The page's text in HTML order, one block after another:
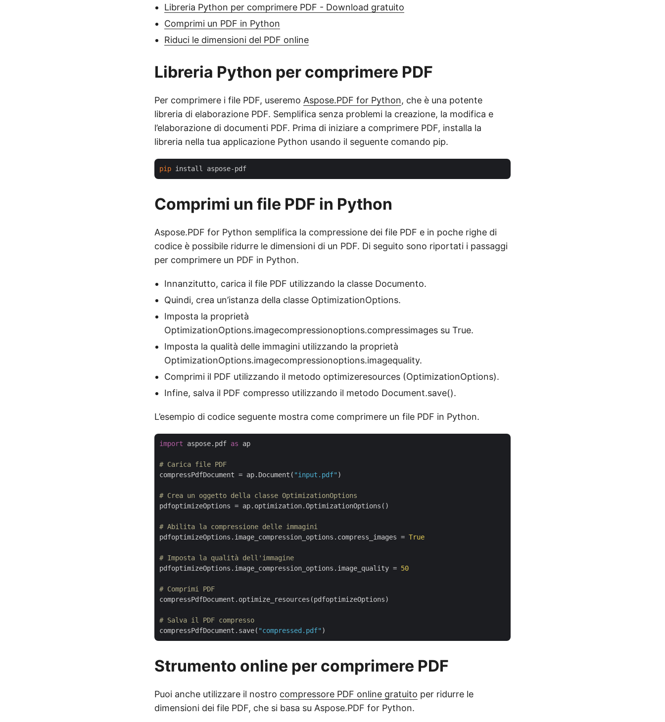
Libreria Python per comprimere PDF - Download gratuito
Comprimi un PDF in Python
Riduci le dimensioni del PDF online
Libreria Python per comprimere PDF
Per comprimere i file PDF, useremo Aspose.PDF for Python, che è una potente
libreria di elaborazione PDF. Semplifica senza problemi la creazione, la modifica e
l’elaborazione di documenti PDF. Prima di iniziare a comprimere PDF, installa la
libreria nella tua applicazione Python usando il seguente comando pip.
pip
Comprimi un file PDF in Python
Aspose.PDF for Python semplifica la compressione dei file PDF e in poche righe di
codice è possibile ridurre le dimensioni di un PDF. Di seguito sono riportati i passaggi
per comprimere un PDF in Python.
Innanzitutto, carica il file PDF utilizzando la classe Documento.
Quindi, crea un’istanza della classe OptimizationOptions.
Imposta la proprietà
OptimizationOptions.imagecompressionoptions.compressimages su True.
Imposta la qualità delle immagini utilizzando la proprietà
OptimizationOptions.imagecompressionoptions.imagequality.
Comprimi il PDF utilizzando il metodo optimizeresources (OptimizationOptions).
Infine, salva il PDF compresso utilizzando il metodo Document.save().
L’esempio di codice seguente mostra come comprimere un file PDF in Python.
import aspose.pdf as ap
# Carica file PDF
compressPdfDocument = ap.Document( "input.pdf" )
# Crea un oggetto della classe OptimizationOptions
pdfoptimizeOptions = ap.optimization.OptimizationOptions()
# Abilita la compressione delle immagini
pdfoptimizeOptions.image_compression_options.compress_images = True
# Imposta la qualità dell'immagine
pdfoptimizeOptions.image_compression_options.image_quality = 50
# Comprimi PDF
compressPdfDocument.optimize_resources(pdfoptimizeOptions)
# Salva il PDF compresso
compressPdfDocument.save( "compressed.pdf"
Strumento online per comprimere PDF
Puoi anche utilizzare il nostro compressore PDF online gratuito per ridurre le
dimensioni dei file PDF, che si basa su Aspose.PDF for Python.